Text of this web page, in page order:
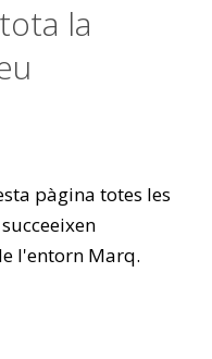
la
pàgina totes les
l'entorn Marq.